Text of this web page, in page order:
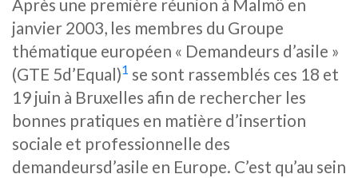
Après une première réunion à Malmö en
janvier 2003, les membres du Groupe
thématique européen « Demandeurs d’asile »
(GTE 5d’Equal)1 se sont rassemblés ces 18 et
19 juin à Bruxelles afin de rechercher les
bonnes pratiques en matière d’insertion
sociale et professionnelle des
demandeursd’asile en Europe. C’est qu’au sein